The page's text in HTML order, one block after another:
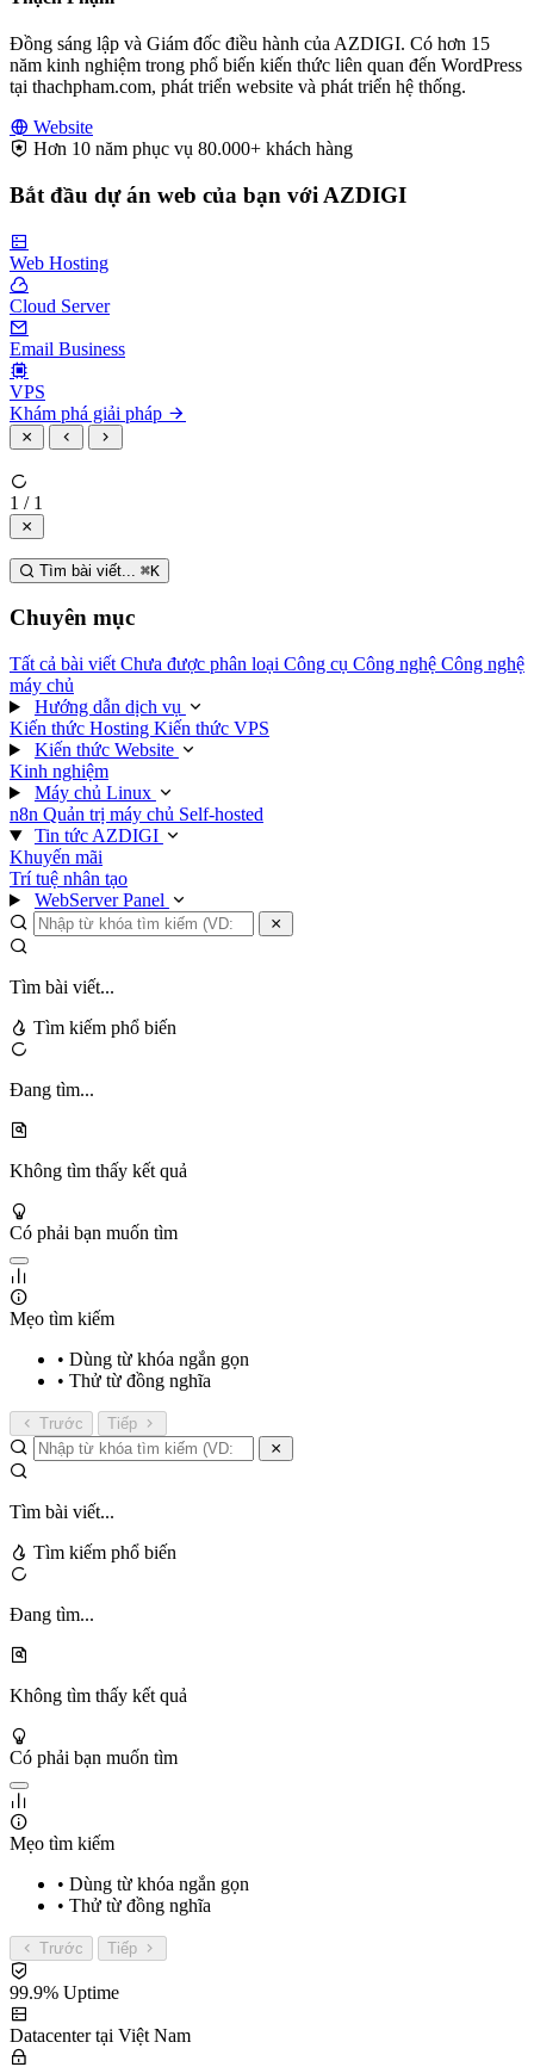
Đồng sáng lập và Giám đốc điều hành của AZDIGI. Có hơn 15
năm kinh nghiệm trong phổ biến kiến thức liên quan đến WordPress
tại thachpham.com, phát triển website và phát triển hệ thống.
Website
Hơn 10 năm phục vụ 80.000+ khách hàng
Bắt đầu dự án web của bạn với AZDIGI
Web Hosting
Cloud Server
Email Business
VPS
Khám phá giải pháp
1 / 1
Tìm bài viết... ⌘K
Chuyên mục
Tất cả bài viết Chưa được phân loại Công cụ Công nghệ Công nghệ
máy chủ
Hướng dẫn dịch vụ
Kiến thức Hosting Kiến thức VPS
Kiến thức Website
Kinh nghiệm
Máy chủ Linux
n8n Quản trị máy chủ Self-hosted
Tin tức AZDIGI
Khuyến mãi
Trí tuệ nhân tạo
WebServer Panel
Tìm bài viết...
Tìm kiếm phổ biến
Đang tìm...
Không tìm thấy kết quả
Có phải bạn muốn tìm
Mẹo tìm kiếm
• Dùng từ khóa ngắn gọn
• Thử từ đồng nghĩa
Trước Tiếp
Tìm bài viết...
Tìm kiếm phổ biến
Đang tìm...
Không tìm thấy kết quả
Có phải bạn muốn tìm
Mẹo tìm kiếm
• Dùng từ khóa ngắn gọn
• Thử từ đồng nghĩa
Trước Tiếp
99.9% Uptime
Datacenter tại Việt Nam